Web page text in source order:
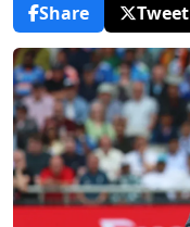
Share
Tweet